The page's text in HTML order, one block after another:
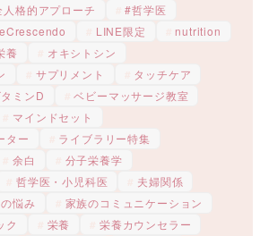
人格的アプローチ
#哲学医
LINE限定
nutrition
養
オキシトシン
サプリメント
タッチケア
タミンD
ベビーマッサージ教室
マインドセット
ター
ライブラリー特集
余白
分子栄養学
哲学医・小児科医
夫婦関係
悩み
家族のコミュニケーション
ク
栄養
栄養カウンセラー